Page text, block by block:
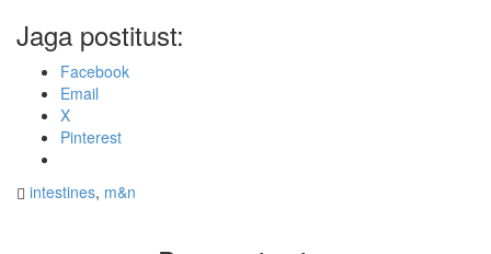
Jaga postitust:
Facebook
Email
X
Pinterest
intestines, m&n